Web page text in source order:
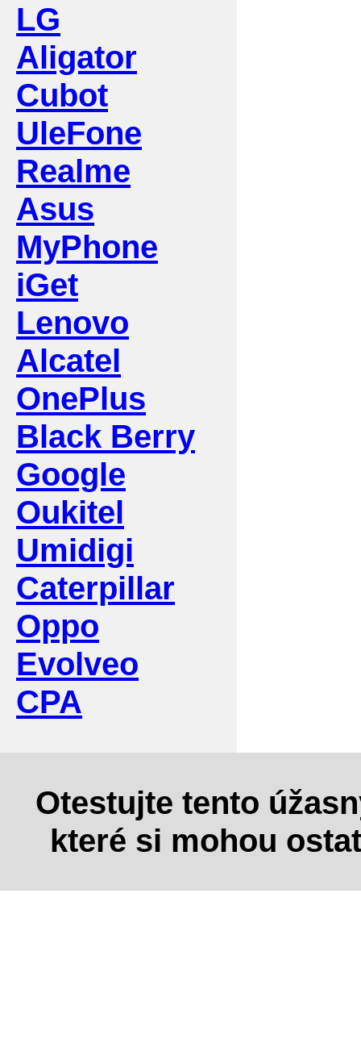
LG
Aligator
Cubot
UleFone
Realme
Asus
MyPhone
iGet
Lenovo
Alcatel
OnePlus
Black Berry
Google
Oukitel
Umidigi
Caterpillar
Oppo
Evolveo
CPA
Otestujte tento
které si mohou